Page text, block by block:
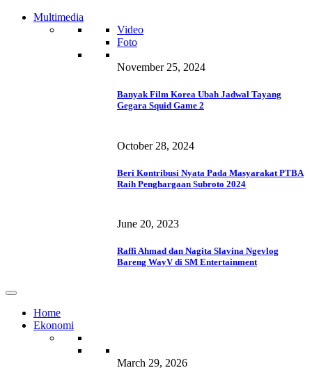
Multimedia
Video
Foto
November 25, 2024
Banyak Film Korea Ubah Jadwal Tayang
Gegara Squid Game 2
October 28, 2024
Beri Kontribusi Nyata Pada Masyarakat PTBA
Raih Penghargaan Subroto 2024
June 20, 2023
Raffi Ahmad dan Nagita Slavina Ngevlog
Bareng WayV di SM Entertainment
Home
Ekonomi
March 29, 2026